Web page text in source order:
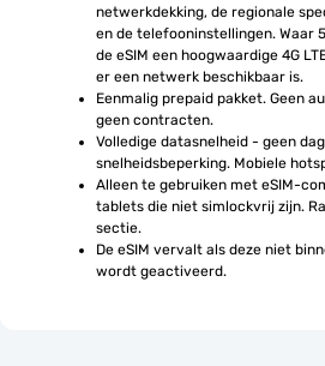
netwerkdekking, de regionale
en de telefooninstellingen. Waar
de eSIM een hoogwaardige 4G
er een netwerk beschikbaar is.
Eenmalig prepaid pakket. Geen
geen contracten.
Volledige datasnelheid - geen
snelheidsbeperking. Mobiele
Alleen te gebruiken met eSIM-
tablets die niet simlockvrij zijn.
sectie.
De eSIM vervalt als deze niet
wordt geactiveerd.